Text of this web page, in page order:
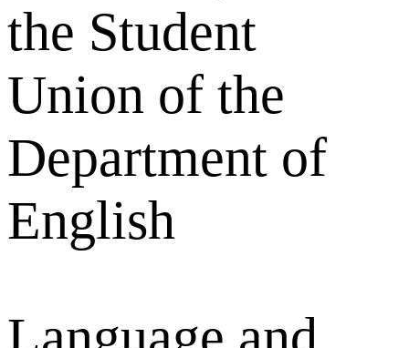
the Student
Union of the
Department of
English